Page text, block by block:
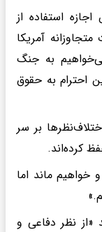
استفاده از
آمریکا
به جنگ
احترام به حقوق
بر سر
کرده‌اند.
خواهیم ماند اما
«از نظر دفاعی و